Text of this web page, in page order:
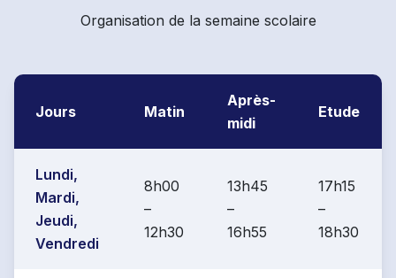
Organisation de la semaine scolaire
Jours Matin
Après-
midi
Etude
Lundi,
Mardi,
Jeudi,
Vendredi
8h00
–
12h30
13h45
–
16h55
17h15
–
18h30